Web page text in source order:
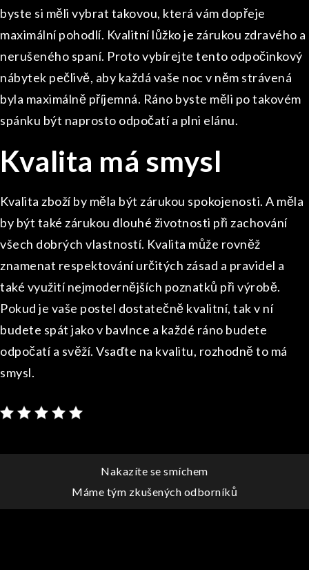
byste si měli vybrat takovou, která vám dopřeje
maximální pohodlí. Kvalitní lůžko je zárukou zdravého a
nerušeného spaní. Proto vybírejte tento odpočinkový
nábytek pečlivě, aby každá vaše noc v něm strávená
byla maximálně příjemná. Ráno byste měli po takovém
spánku být naprosto odpočatí a plni elánu.
Kvalita má smysl
Kvalita zboží by měla být zárukou spokojenosti. A měla
by být také zárukou dlouhé životnosti při zachování
všech dobrých vlastností. Kvalita může rovněž
znamenat respektování určitých zásad a pravidel a
také využití nejmodernějších poznatků při výrobě.
Pokud je vaše postel dostatečně kvalitní, tak v ní
budete spát jako v bavlnce a každé ráno budete
odpočatí a svěží. Vsaďte na kvalitu, rozhodně to má
smysl.
Navigace
pro
Nakazíte se smíchem
Máme tým zkušených odborníků